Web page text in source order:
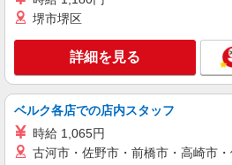
【大卒】 基
大・専門卒】 基本
年4月実績。 ・各種手当 役職、通勤、時間外、家
族、目標達成、資格
※
均年収570万円 ※平均
店舗名：イオンタ
都稲城市東長沼1212番地の1 ※入社
勤圏内の店舗へ配属
近隣の他店舗へ配属
※入社数年後は、関
葉県、埼玉県、神奈
山梨県内での転居を
キープ
派遣社員 紹介予定派遣
堺市堺区
詳細を見る
ベルク各店での店内スタッフ
時給 1,065円
古河市・佐野市・前橋市・高崎市